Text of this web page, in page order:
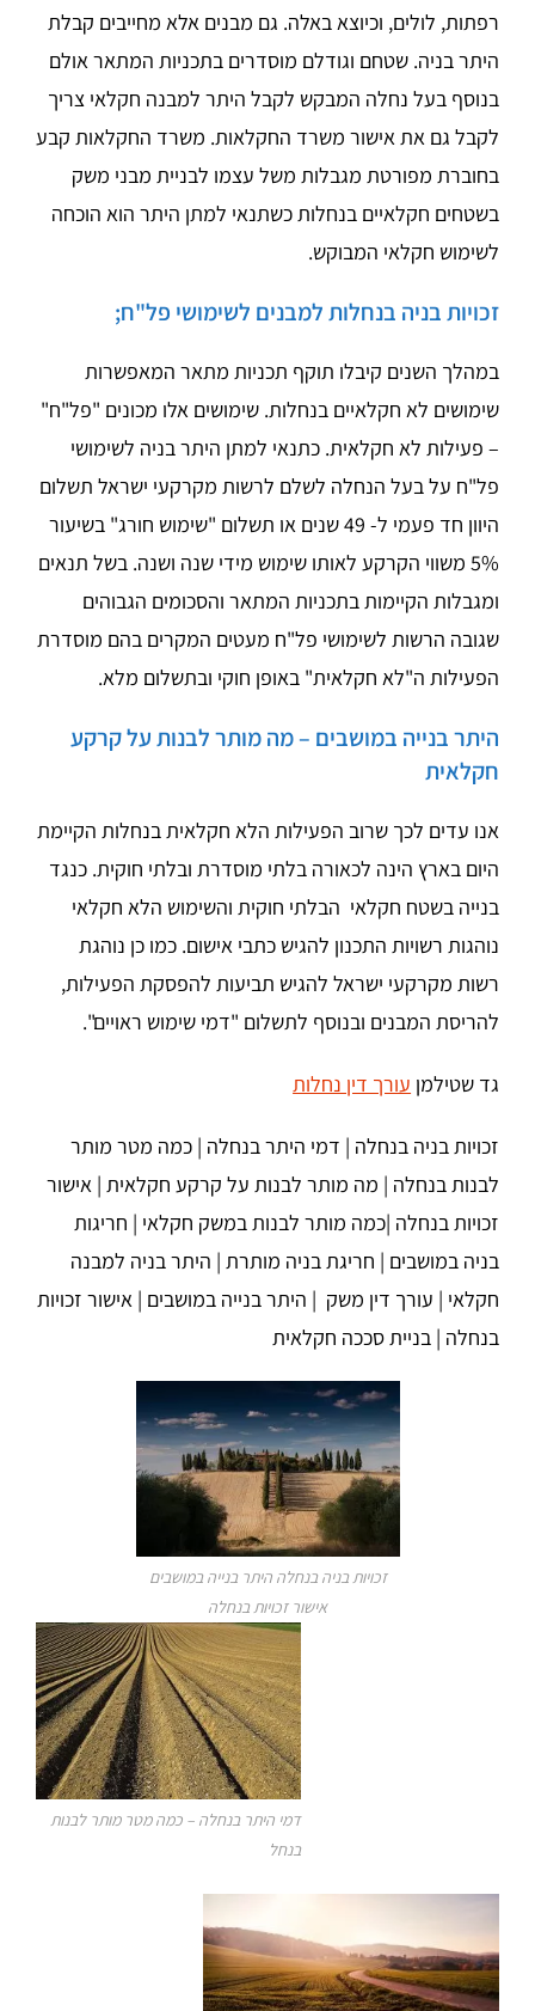
רפתות, לולים, וכיוצא באלה. גם מבנים אלא מחייבים קבלת
היתר בניה. שטחם וגודלם מוסדרים בתכניות המתאר אולם
בנוסף בעל נחלה המבקש לקבל היתר למבנה חקלאי צריך
לקבל גם את אישור משרד החקלאות. משרד החקלאות קבע
בחוברת מפורטת מגבלות משל עצמו לבניית מבני משק
בשטחים חקלאיים בנחלות כשתנאי למתן היתר הוא הוכחה
לשימוש חקלאי המבוקש.
זכויות בניה בנחלות למבנים לשימושי פל"ח;
במהלך השנים קיבלו תוקף תכניות מתאר המאפשרות
שימושים לא חקלאיים בנחלות. שימושים אלו מכונים "פל"ח"
– פעילות לא חקלאית. כתנאי למתן היתר בניה לשימושי
פל"ח על בעל הנחלה לשלם לרשות מקרקעי ישראל תשלום
היוון חד פעמי ל- 49 שנים או תשלום "שימוש חורג" בשיעור
5% משווי הקרקע לאותו שימוש מידי שנה ושנה. בשל תנאים
ומגבלות הקיימות בתכניות המתאר והסכומים הגבוהים
שגובה הרשות לשימושי פל"ח מעטים המקרים בהם מוסדרת
הפעילות ה"לא חקלאית" באופן חוקי ובתשלום מלא.
היתר בנייה במושבים – מה מותר לבנות על קרקע
חקלאית
אנו עדים לכך שרוב הפעילות הלא חקלאית בנחלות הקיימת
היום בארץ הינה לכאורה בלתי מוסדרת ובלתי חוקית. כנגד
בנייה בשטח חקלאי הבלתי חוקית והשימוש הלא חקלאי
נוהגות רשויות התכנון להגיש כתבי אישום. כמו כן נוהגת
רשות מקרקעי ישראל להגיש תביעות להפסקת הפעילות,
להריסת המבנים ובנוסף לתשלום "דמי שימוש ראויים".
גד שטילמןעורך דין נחלות
זכויות בניה בנחלה | דמי היתר בנחלה | כמה מטר מותר
לבנות בנחלה | מה מותר לבנות על קרקע חקלאית | אישור
זכויות בנחלה |כמה מותר לבנות במשק חקלאי | חריגות
בניה במושבים | חריגת בניה מותרת | היתר בניה למבנה
חקלאי | עורך דין משק | היתר בנייה במושבים | אישור זכויות
בנחלה | בניית סככה חקלאית
זכויות בניה בנחלה היתר בנייה במושבים
אישור זכויות בנחלה
דמי היתר בנחלה – כמה מטר מותר לבנות
בנחל